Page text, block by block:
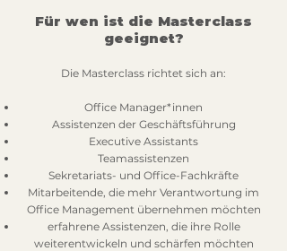
Für wen ist die Masterclass
geeignet?
Die Masterclass richtet sich an:
Office Manager*innen
Assistenzen der Geschäftsführung
Executive Assistants
Teamassistenzen
Sekretariats- und Office-Fachkräfte
Mitarbeitende, die mehr Verantwortung im
Office Management übernehmen möchten
erfahrene Assistenzen, die ihre Rolle
weiterentwickeln und schärfen möchten